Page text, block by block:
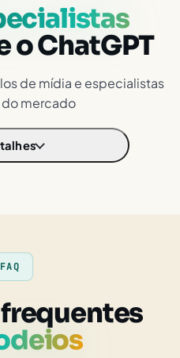
o ChatGPT
de mídia e especialistas
mercado